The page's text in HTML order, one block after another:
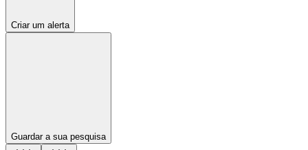
Criar um alerta
Guardar a sua pesquisa